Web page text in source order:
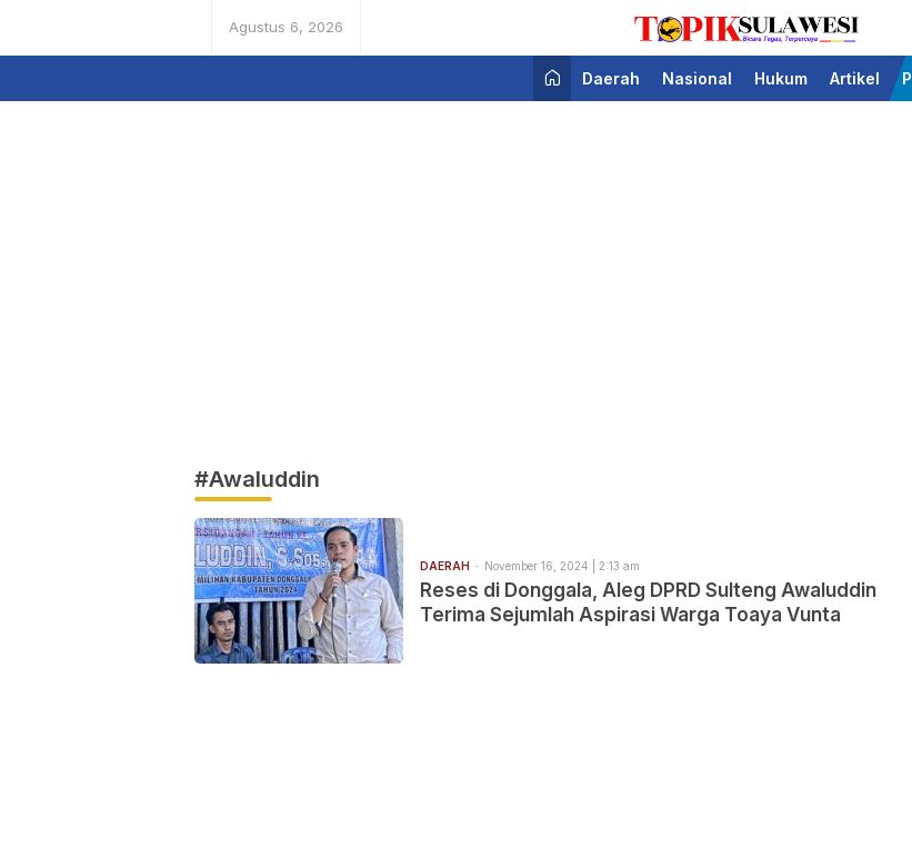
Agustus 6, 2026
Topik Sulawesi
Bicara Tegas Terpercaya
Daerah Nasional Hukum Artikel
#Awaluddin
DAERAH November 16, 2024 | 2:13 am
Reses di Donggala, Aleg DPRD Sulteng Awaluddin
Terima Sejumlah Aspirasi Warga Toaya Vunta